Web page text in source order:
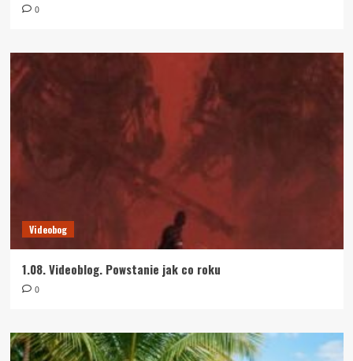
0
Videobog
1.08. Videoblog. Powstanie jak co roku
0